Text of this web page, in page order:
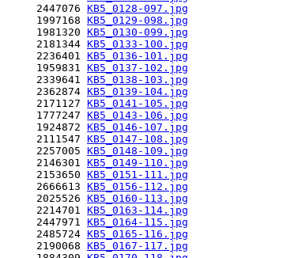
2447076 KB5_0128-097.jpg
1997168 KB5_0129-098.jpg
1981320 KB5_0130-099.jpg
2181344 KB5_0133-100.jpg
2236401 KB5_0136-101.jpg
1959831 KB5_0137-102.jpg
2339641 KB5_0138-103.jpg
2362874 KB5_0139-104.jpg
2171127 KB5_0141-105.jpg
1777247 KB5_0143-106.jpg
1924872 KB5_0146-107.jpg
2111547 KB5_0147-108.jpg
2257005 KB5_0148-109.jpg
2146301 KB5_0149-110.jpg
2153650 KB5_0151-111.jpg
2666613 KB5_0156-112.jpg
2025526 KB5_0160-113.jpg
2214701 KB5_0163-114.jpg
2447971 KB5_0164-115.jpg
2485724 KB5_0165-116.jpg
2190068 KB5_0167-117.jpg